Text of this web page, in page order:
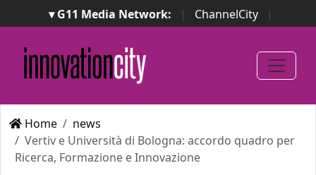
▾ G11 Media Network: | ChannelCity
|
ImpresaCity | SecurityOpenLab | Italian Channel
Awards
Italian Project Awards
Italian Security
Awards
Home
news
Vertiv e Università di Bologna: accordo quadro per
Ricerca, Formazione e Innovazione